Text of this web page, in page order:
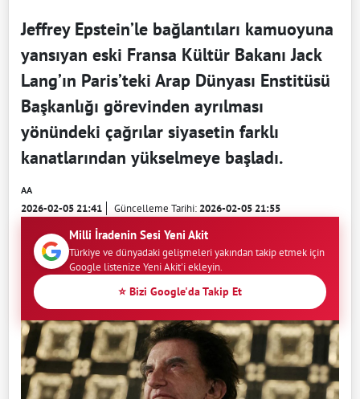
Jeffrey Epstein’le bağlantıları kamuoyuna
yansıyan eski Fransa Kültür Bakanı Jack
Lang’ın Paris’teki Arap Dünyası Enstitüsü
Başkanlığı görevinden ayrılması
yönündeki çağrılar siyasetin farklı
kanatlarından yükselmeye başladı.
AA
2026-02-05 21:41 Güncelleme Tarihi:2026-02-05 21:55
Milli İradenin Sesi Yeni Akit
Türkiye ve dünyadaki gelişmeleri yakından takip etmek için
Google listenize Yeni Akit'i ekleyin.
⭐ Bizi Google'da Takip Et